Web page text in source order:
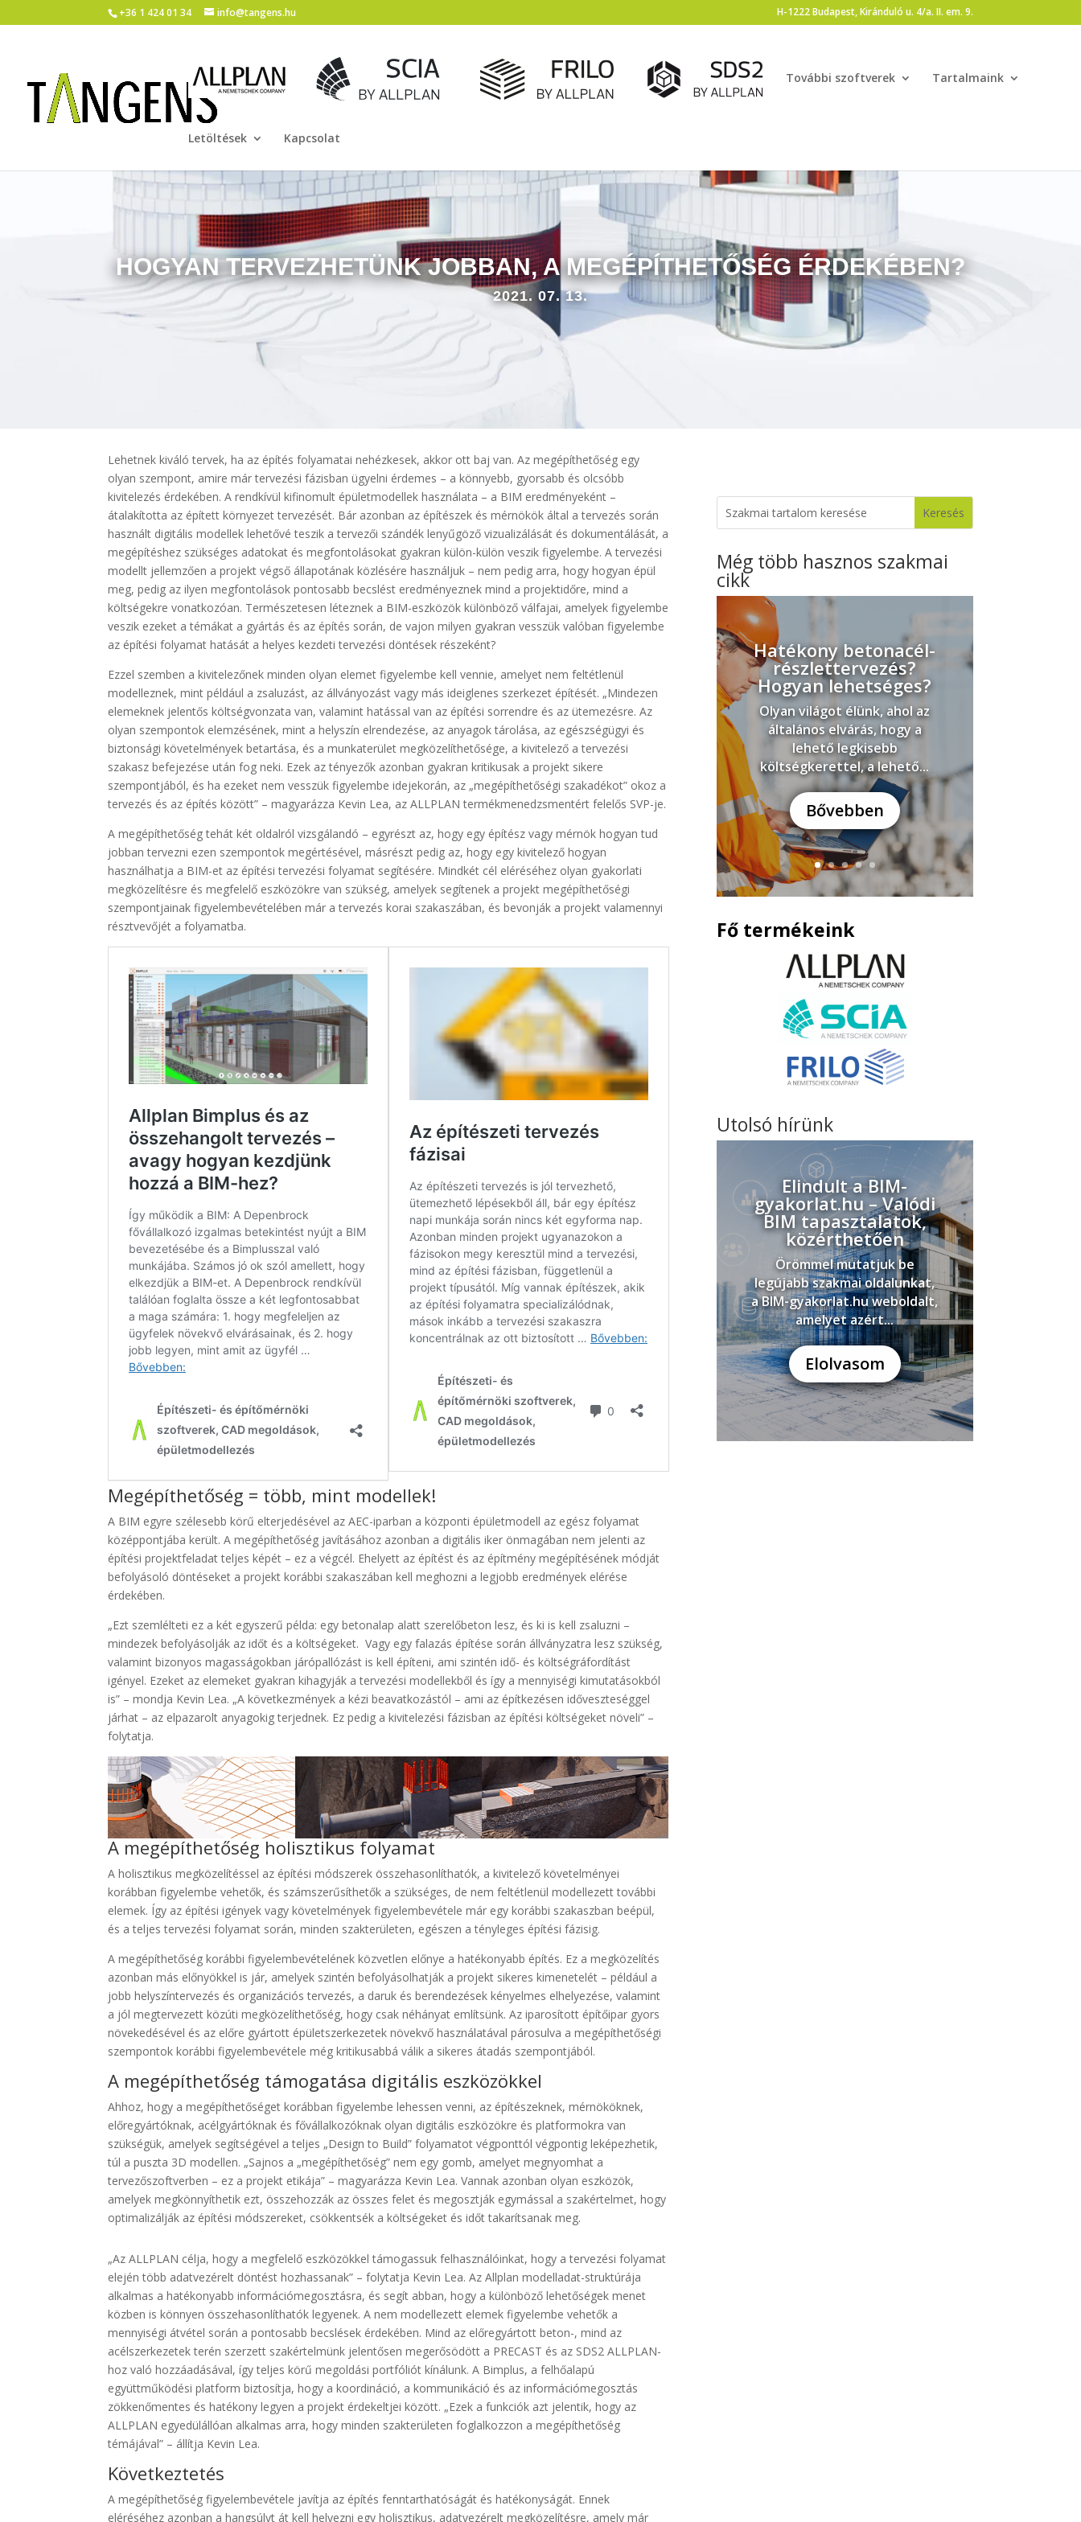
+36 1 424 01 34 info@tangens.hu H-1222 Budapest, Kiránduló u. 4/a. II. em. 9.
További szoftverek Tartalmaink
Letöltések Kapcsolat
HOGYAN TERVEZHETÜNK JOBBAN, A MEGÉPÍTHETŐSÉG ÉRDEKÉBEN?
2021. 07. 13.
Lehetnek kiváló tervek, ha az építés folyamatai nehézkesek, akkor ott baj van. Az megépíthetőség egy
olyan szempont, amire már tervezési fázisban ügyelni érdemes – a könnyebb, gyorsabb és olcsóbb
kivitelezés érdekében. A rendkívül kifinomult épületmodellek használata – a BIM eredményeként –
átalakította az épített környezet tervezését. Bár azonban az építészek és mérnökök által a tervezés során
használt digitális modellek lehetővé teszik a tervezői szándék lenyűgöző vizualizálását és dokumentálását, a
megépítéshez szükséges adatokat és megfontolásokat gyakran külön-külön veszik figyelembe. A tervezési
modellt jellemzően a projekt végső állapotának közlésére használjuk – nem pedig arra, hogy hogyan épül
meg, pedig az ilyen megfontolások pontosabb becslést eredményeznek mind a projektidőre, mind a
költségekre vonatkozóan. Természetesen léteznek a BIM-eszközök különböző válfajai, amelyek figyelembe
veszik ezeket a témákat a gyártás és az építés során, de vajon milyen gyakran vesszük valóban figyelembe
az építési folyamat hatását a helyes kezdeti tervezési döntések részeként?
Ezzel szemben a kivitelezőnek minden olyan elemet figyelembe kell vennie, amelyet nem feltétlenül
modelleznek, mint például a zsaluzást, az állványozást vagy más ideiglenes szerkezet építését. „Mindezen
elemeknek jelentős költségvonzata van, valamint hatással van az építési sorrendre és az ütemezésre. Az
olyan szempontok elemzésének, mint a helyszín elrendezése, az anyagok tárolása, az egészségügyi és
biztonsági követelmények betartása, és a munkaterület megközelíthetősége, a kivitelező a tervezési
szakasz befejezése után fog neki. Ezek az tényezők azonban gyakran kritikusak a projekt sikere
szempontjából, és ha ezeket nem vesszük figyelembe idejekorán, az „megépíthetőségi szakadékot” okoz a
tervezés és az építés között” – magyarázza Kevin Lea, az ALLPLAN termékmenedzsmentért felelős SVP-je.
A megépíthetőség tehát két oldalról vizsgálandó – egyrészt az, hogy egy építész vagy mérnök hogyan tud
jobban tervezni ezen szempontok megértésével, másrészt pedig az, hogy egy kivitelező hogyan
használhatja a BIM-et az építési tervezési folyamat segítésére. Mindkét cél eléréséhez olyan gyakorlati
megközelítésre és megfelelő eszközökre van szükség, amelyek segítenek a projekt megépíthetőségi
szempontjainak figyelembevételében már a tervezés korai szakaszában, és bevonják a projekt valamennyi
résztvevőjét a folyamatba.
Megépíthetőség = több, mint modellek!
A BIM egyre szélesebb körű elterjedésével az AEC-iparban a központi épületmodell az egész folyamat
középpontjába került. A megépíthetőség javításához azonban a digitális iker önmagában nem jelenti az
építési projektfeladat teljes képét – ez a végcél. Ehelyett az építést és az építmény megépítésének módját
befolyásoló döntéseket a projekt korábbi szakaszában kell meghozni a legjobb eredmények elérése
érdekében.
„Ezt szemlélteti ez a két egyszerű példa: egy betonalap alatt szerelőbeton lesz, és ki is kell zsaluzni –
mindezek befolyásolják az időt és a költségeket. Vagy egy falazás építése során állványzatra lesz szükség,
valamint bizonyos magasságokban járópallózást is kell építeni, ami szintén idő- és költségráfordítást
igényel. Ezeket az elemeket gyakran kihagyják a tervezési modellekből és így a mennyiségi kimutatásokból
is” – mondja Kevin Lea. „A következmények a kézi beavatkozástól – ami az építkezésen időveszteséggel
járhat – az elpazarolt anyagokig terjednek. Ez pedig a kivitelezési fázisban az építési költségeket növeli” –
folytatja.
A megépíthetőség holisztikus folyamat
A holisztikus megközelítéssel az építési módszerek összehasonlíthatók, a kivitelező követelményei
korábban figyelembe vehetők, és számszerűsíthetők a szükséges, de nem feltétlenül modellezett további
elemek. Így az építési igények vagy követelmények figyelembevétele már egy korábbi szakaszban beépül,
és a teljes tervezési folyamat során, minden szakterületen, egészen a tényleges építési fázisig.
A megépíthetőség korábbi figyelembevételének közvetlen előnye a hatékonyabb építés. Ez a megközelítés
azonban más előnyökkel is jár, amelyek szintén befolyásolhatják a projekt sikeres kimenetelét – például a
jobb helyszíntervezés és organizációs tervezés, a daruk és berendezések kényelmes elhelyezése, valamint
a jól megtervezett közúti megközelíthetőség, hogy csak néhányat említsünk. Az iparosított építőipar gyors
növekedésével és az előre gyártott épületszerkezetek növekvő használatával párosulva a megépíthetőségi
szempontok korábbi figyelembevétele még kritikusabbá válik a sikeres átadás szempontjából.
A megépíthetőség támogatása digitális eszközökkel
Ahhoz, hogy a megépíthetőséget korábban figyelembe lehessen venni, az építészeknek, mérnököknek,
előregyártóknak, acélgyártóknak és fővállalkozóknak olyan digitális eszközökre és platformokra van
szükségük, amelyek segítségével a teljes „Design to Build” folyamatot végponttól végpontig leképezhetik,
túl a puszta 3D modellen. „Sajnos a „megépíthetőség” nem egy gomb, amelyet megnyomhat a
tervezőszoftverben – ez a projekt etikája” – magyarázza Kevin Lea. Vannak azonban olyan eszközök,
amelyek megkönnyíthetik ezt, összehozzák az összes felet és megosztják egymással a szakértelmet, hogy
optimalizálják az építési módszereket, csökkentsék a költségeket és időt takarítsanak meg.
„Az ALLPLAN célja, hogy a megfelelő eszközökkel támogassuk felhasználóinkat, hogy a tervezési folyamat
elején több adatvezérelt döntést hozhassanak” – folytatja Kevin Lea. Az Allplan modelladat-struktúrája
alkalmas a hatékonyabb információmegosztásra, és segít abban, hogy a különböző lehetőségek menet
közben is könnyen összehasonlíthatók legyenek. A nem modellezett elemek figyelembe vehetők a
mennyiségi átvétel során a pontosabb becslések érdekében. Mind az előregyártott beton-, mind az
acélszerkezetek terén szerzett szakértelmünk jelentősen megerősödött a PRECAST és az SDS2 ALLPLAN-
hoz való hozzáadásával, így teljes körű megoldási portfóliót kínálunk. A Bimplus, a felhőalapú
együttműködési platform biztosítja, hogy a koordináció, a kommunikáció és az információmegosztás
zökkenőmentes és hatékony legyen a projekt érdekeltjei között. „Ezek a funkciók azt jelentik, hogy az
ALLPLAN egyedülállóan alkalmas arra, hogy minden szakterületen foglalkozzon a megépíthetőség
témájával” – állítja Kevin Lea.
Következtetés
A megépíthetőség figyelembevétele javítja az építés fenntarthatóságát és hatékonyságát. Ennek
eléréséhez azonban a hangsúlyt át kell helyezni egy holisztikus, adatvezérelt megközelítésre, amely már
Még több hasznos szakmai
cikk
Hatékony betonacél-
részlettervezés?
Hogyan lehetséges?
Olyan világot élünk, ahol az
általános elvárás, hogy a
lehető legkisebb
költségkerettel, a lehető...
Bővebben
Fő termékeink
Utolsó hírünk
Elindult a BIM-
gyakorlat.hu – Valódi
BIM tapasztalatok,
közérthetően
Örömmel mutatjuk be
legújabb szakmai oldalunkat,
a BIM-gyakorlat.hu weboldalt,
amelyet azért...
Elolvasom